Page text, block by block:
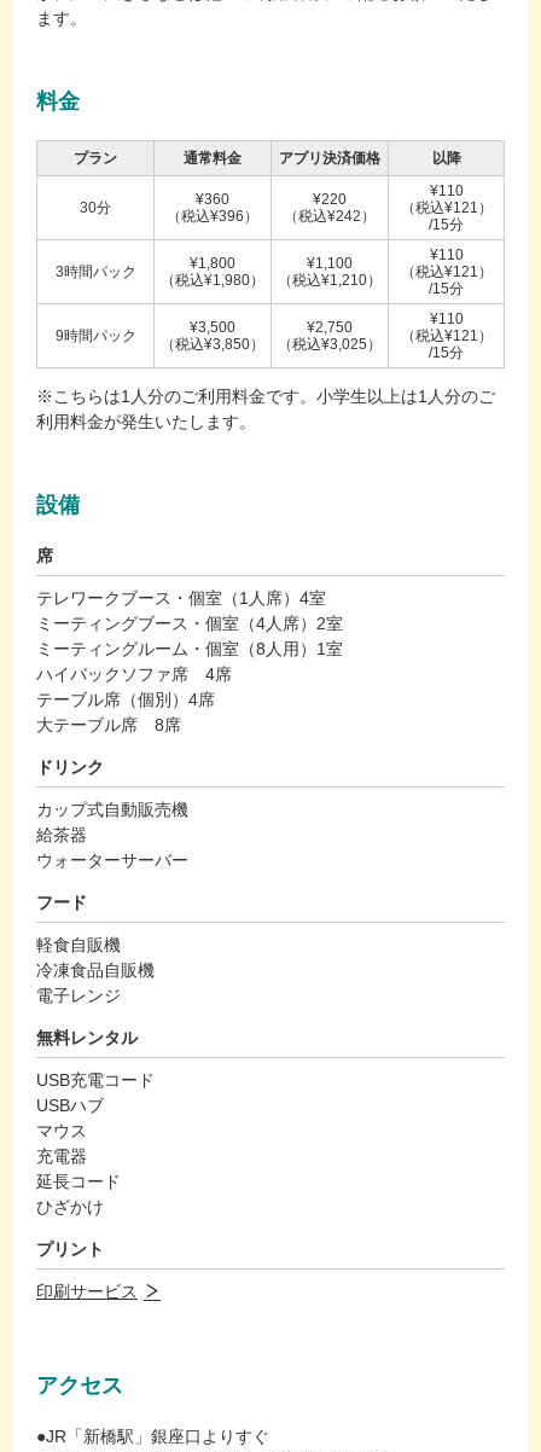
ます。
料金
プラン 通常料金 アプリ決済価格 以降
30分
¥360
（税込¥396）
¥220
（税込¥242）
¥110
（税込¥121）
/15分
3時間パック
¥1,800
（税込¥1,980）
¥1,100
（税込¥1,210）
¥110
（税込¥121）
/15分
9時間パック
¥3,500
（税込¥3,850）
¥2,750
（税込¥3,025）
¥110
（税込¥121）
/15分
※こちらは1人分のご利用料金です。小学生以上は1人分のご
利用料金が発生いたします。
設備
席
テレワークブース・個室（1人席）4室
ミーティングブース・個室（4人席）2室
ミーティングルーム・個室（8人用）1室
ハイバックソファ席 4席
テーブル席（個別）4席
大テーブル席 8席
ドリンク
カップ式自動販売機
給茶器
ウォーターサーバー
フード
軽食自販機
冷凍食品自販機
電子レンジ
無料レンタル
USB充電コード
USBハブ
マウス
充電器
延長コード
ひざかけ
プリント
印刷サービス
アクセス
●JR「新橋駅」銀座口よりすぐ